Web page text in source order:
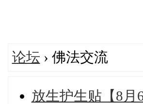
论坛 › 佛法交流
放生护生贴【8月